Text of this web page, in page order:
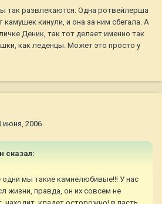
так развлекаются. Одна ротвейлерша
камушек кинули, и она за ним сбегала. А
Деник, так тот делает именно так
как леденцы. Может это просто у
июня, 2006
сказал:
мы такие камнелюбивые!!! У нас
жизни, правда, он их совсем не